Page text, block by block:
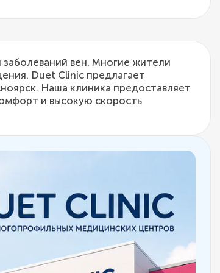
вен. Многие жители
Duet Clinic предлагает
Наша клиника предоставляет
и высокую скорость